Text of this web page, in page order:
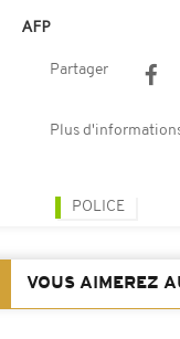
AFP
Partager
Plus
POLICE
VOUS AIMEREZ